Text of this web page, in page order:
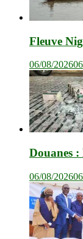
Fleuve
06/08/2026
Douanes :
06/08/2026